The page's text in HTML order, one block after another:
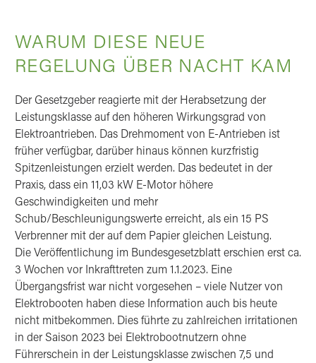
WARUM DIESE NEUE
REGELUNG ÜBER NACHT KAM
Der Gesetzgeber reagierte mit der Herabsetzung der
Leistungsklasse auf den höheren Wirkungsgrad von
Elektroantrieben. Das Drehmoment von E-Antrieben ist
früher verfügbar, darüber hinaus können kurzfristig
Spitzenleistungen erzielt werden. Das bedeutet in der
Praxis, dass ein 11,03 kW E-Motor höhere
Geschwindigkeiten und mehr
Schub/Beschleunigungswerte erreicht, als ein 15 PS
Verbrenner mit der auf dem Papier gleichen Leistung.
Die Veröffentlichung im Bundesgesetzblatt erschien erst ca.
3 Wochen vor Inkrafttreten zum 1.1.2023. Eine
Übergangsfrist war nicht vorgesehen – viele Nutzer von
Elektrobooten haben diese Information auch bis heute
nicht mitbekommen. Dies führte zu zahlreichen irritationen
in der Saison 2023 bei Elektrobootnutzern ohne
Führerschein in der Leistungsklasse zwischen 7,5 und